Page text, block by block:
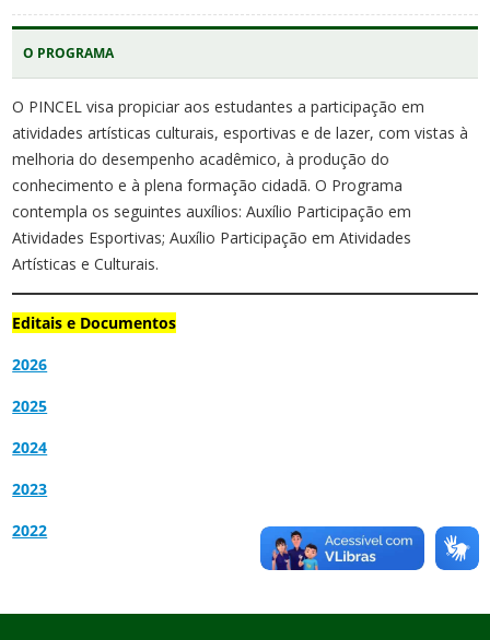
O PROGRAMA
O PINCEL visa propiciar aos estudantes a participação em
atividades artísticas culturais, esportivas e de lazer, com vistas à
melhoria do desempenho acadêmico, à produção do
conhecimento e à plena formação cidadã. O Programa
contempla os seguintes auxílios: Auxílio Participação em
Atividades Esportivas; Auxílio Participação em Atividades
Artísticas e Culturais.
Editais e Documentos
2026
2025
2024
2023
2022